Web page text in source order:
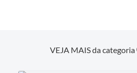
VEJA MAIS da categoria